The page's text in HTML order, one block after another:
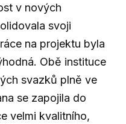
v nových
svoji
na projektu byla
Obě instituce
svazků plně ve
se zapojila do
velmi kvalitního,